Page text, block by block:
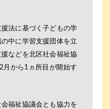
法に基づく子どもの学
中に学習支援団体を立
などを北区社会福祉協
月から1ヵ所目が開始す
福祉協議会とも協力を